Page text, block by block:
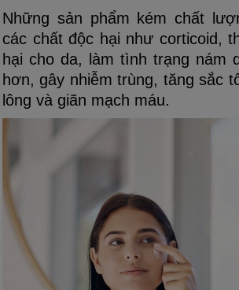
Những sản phẩm kém chất
các chất độc hại như corticoid,
hại cho da, làm tình trạng nám
hơn, gây nhiễm trùng, tăng sắc
lông và giãn mạch máu.